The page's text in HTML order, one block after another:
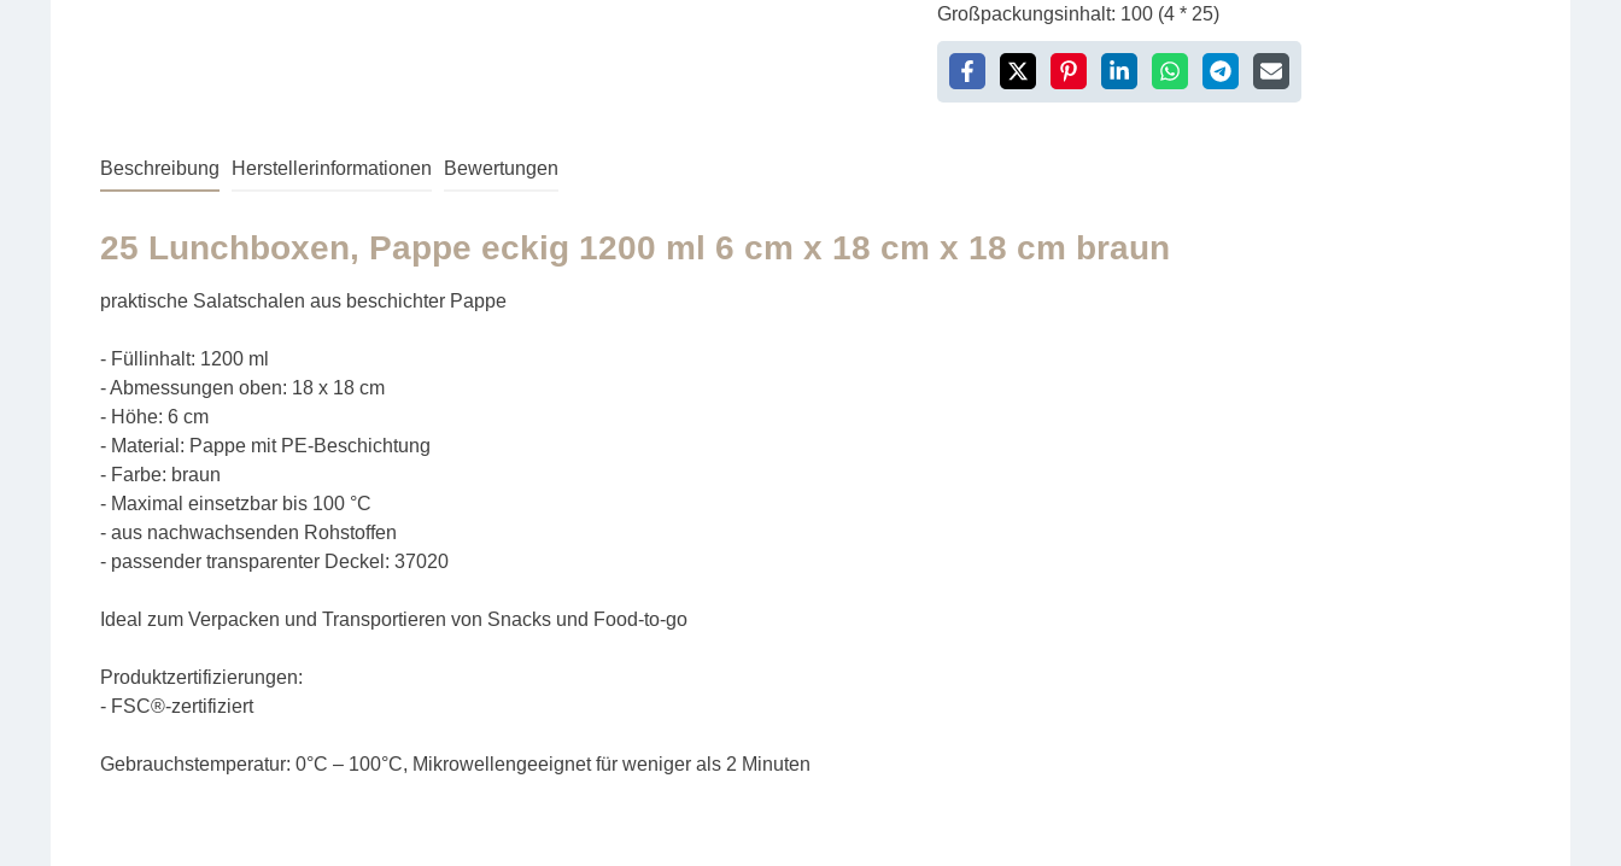
Großpackungsinhalt: 100 (4 * 25)
Beschreibung Herstellerinformationen Bewertungen
25 Lunchboxen, Pappe eckig 1200 ml 6 cm x 18 cm x 18 cm braun
praktische Salatschalen aus beschichter Pappe
- Füllinhalt: 1200 ml
- Abmessungen oben: 18 x 18 cm
- Höhe: 6 cm
- Material: Pappe mit PE-Beschichtung
- Farbe: braun
- Maximal einsetzbar bis 100 °C
- aus nachwachsenden Rohstoffen
- passender transparenter Deckel: 37020
Ideal zum Verpacken und Transportieren von Snacks und Food-to-go
Produktzertifizierungen:
- FSC®-zertifiziert
Gebrauchstemperatur: 0°C – 100°C, Mikrowellengeeignet für weniger als 2 Minuten